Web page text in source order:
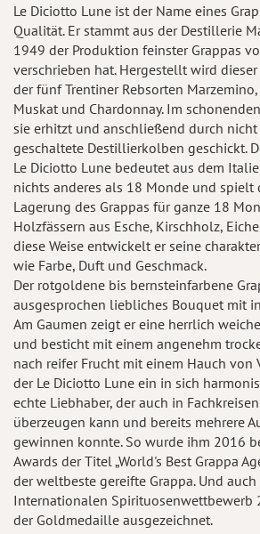
Le Diciotto Lune ist der Name eines
Qualität. Er stammt aus der Destillerie
1949 der Produktion feinster Grappas
verschrieben hat. Hergestellt wird dieser
der fünf Trentiner Rebsorten
Muskat und Chardonnay. Im
sie erhitzt und anschließend durch
geschaltete Destillierkolben geschickt.
Le Diciotto Lune bedeutet aus dem
nichts anderes als 18 Monde und spielt
Lagerung des Grappas für ganze 18
Holzfässern aus Esche, Kirschholz,
diese Weise entwickelt er seine
wie Farbe, Duft und Geschmack.
Der rotgoldene bis bernsteinfarbene
ausgesprochen liebliches Bouquet mit
Am Gaumen zeigt er eine herrlich
und besticht mit einem angenehm
nach reifer Frucht mit einem Hauch von
der Le Diciotto Lune ein in sich
echte Liebhaber, der auch in
überzeugen kann und bereits mehrere
gewinnen konnte. So wurde ihm 2016
Awards der Titel „World's Best Grappa
der weltbeste gereifte Grappa. Und auch
Internationalen Spirituosenwettbewerb
der Goldmedaille ausgezeichnet.